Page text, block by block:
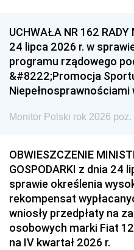
UCHWAŁA NR 162
24 lipca 2026 r. w
programu rządowego
&#8222;Promocja
Niepełnosprawnościami
Monitor Polski rok 2026 poz.
OBWIESZCZENIE
GOSPODARKI z dnia 24
sprawie określenia
rekompensat
wniosły przedpłaty na
osobowych marki Fiat
na IV kwartał 2026 r.